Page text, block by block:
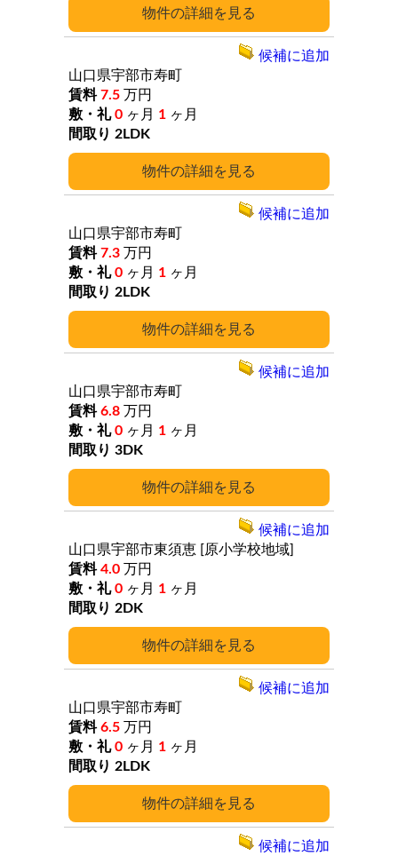
詳細
詳細
山口県宇部市寿町
7.5 万円
0 ヶ月 1 ヶ月
2LDK
候補に追加
詳細
山口県宇部市寿町
7.3 万円
0 ヶ月 1 ヶ月
2LDK
候補に追加
詳細
山口県宇部市寿町
6.8 万円
0 ヶ月 1 ヶ月
3DK
候補に追加
詳細
山口県宇部市東須恵 [原小学校地域]
4.0 万円
0 ヶ月 1 ヶ月
2DK
候補に追加
詳細
山口県宇部市寿町
6.5 万円
0 ヶ月 1 ヶ月
2LDK
候補に追加
候補に追加